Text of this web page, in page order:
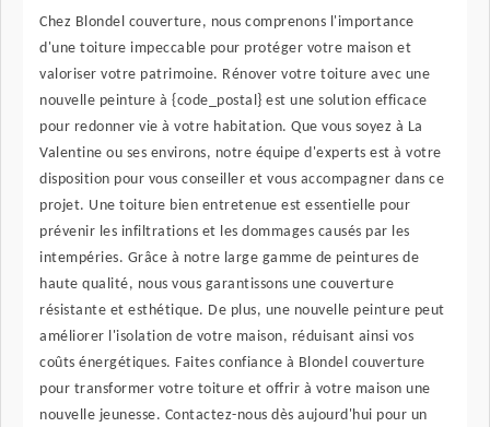
Chez Blondel couverture, nous comprenons l'importance
d'une toiture impeccable pour protéger votre maison et
valoriser votre patrimoine. Rénover votre toiture avec une
nouvelle peinture à {code_postal} est une solution efficace
pour redonner vie à votre habitation. Que vous soyez à La
Valentine ou ses environs, notre équipe d'experts est à votre
disposition pour vous conseiller et vous accompagner dans ce
projet. Une toiture bien entretenue est essentielle pour
prévenir les infiltrations et les dommages causés par les
intempéries. Grâce à notre large gamme de peintures de
haute qualité, nous vous garantissons une couverture
résistante et esthétique. De plus, une nouvelle peinture peut
améliorer l'isolation de votre maison, réduisant ainsi vos
coûts énergétiques. Faites confiance à Blondel couverture
pour transformer votre toiture et offrir à votre maison une
nouvelle jeunesse. Contactez-nous dès aujourd'hui pour un